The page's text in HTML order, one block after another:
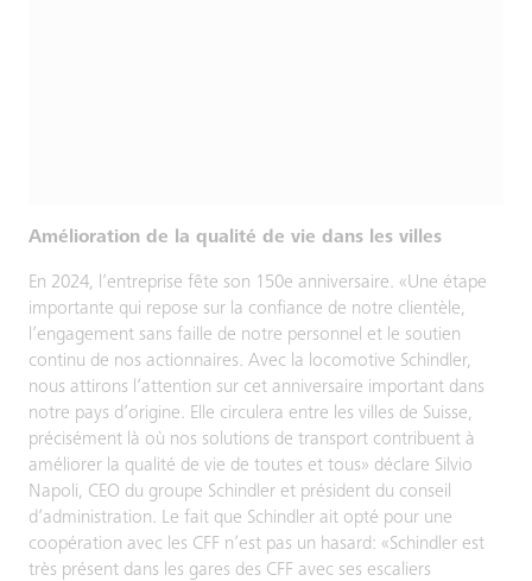
Amélioration de la qualité de vie dans les villes
En 2024, l’entreprise fête son 150e anniversaire. «Une étape
importante qui repose sur la confiance de notre clientèle,
l’engagement sans faille de notre personnel et le soutien
continu de nos actionnaires. Avec la locomotive Schindler,
nous attirons l’attention sur cet anniversaire important dans
notre pays d’origine. Elle circulera entre les villes de Suisse,
précisément là où nos solutions de transport contribuent à
améliorer la qualité de vie de toutes et tous» déclare Silvio
Napoli, CEO du groupe Schindler et président du conseil
d’administration. Le fait que Schindler ait opté pour une
coopération avec les CFF n’est pas un hasard: «Schindler est
très présent dans les gares des CFF avec ses escaliers